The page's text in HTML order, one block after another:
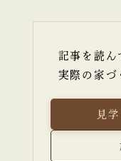
記事を読ん
実際の家づ
見